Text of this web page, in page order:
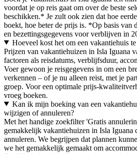
voordat je op reis gaat om over de beste
beschikken.* Je zult ook zien dat hoe
boekt, hoe beter de prijs is. *Op basis van
en bezettingsgegevens voor verblijven in
Hoeveel kost het om een vakantiehuis
Prijzen van vakantiehuizen in Isla Iguana
factoren als reisdatums, verblijfsduur,
Voer gewoon je reisgegevens in om een
verkennen – of je nu alleen reist, met je
groep. Voor een optimale prijs-
vroeg boeken.
Kan ik mijn boeking van een
wijzigen of annuleren?
Met het handige zoekfilter 'Gratis
gemakkelijk vakantiehuizen in Isla Iguana
annuleren. We begrijpen dat plannen
we het gemakkelijk gemaakt om